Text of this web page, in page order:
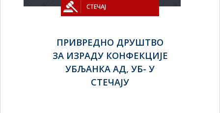
СТЕЧАЈ
ПРИВРЕДНО ДРУШТВО
ЗА ИЗРАДУ КОНФЕКЦИЈЕ
УБЉАНКА АД, УБ- У
СТЕЧАЈУ